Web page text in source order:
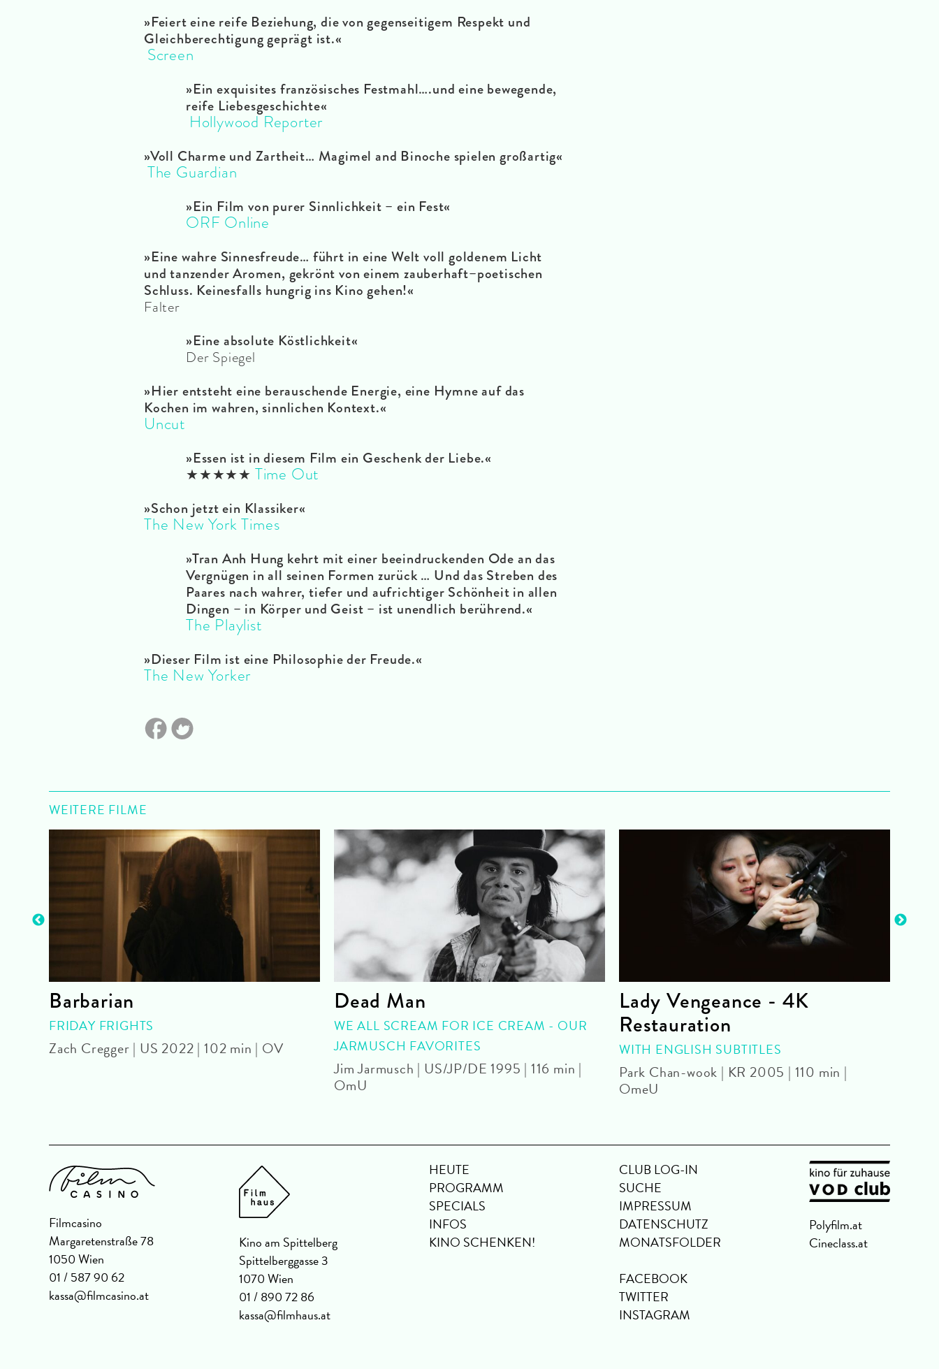
»Feiert eine reife Beziehung, die von gegenseitigem Respekt und
Gleichberechtigung geprägt ist.«
Screen
»Ein exquisites französisches Festmahl….und eine bewegende,
reife Liebesgeschichte«
Hollywood Reporter
»Voll Charme und Zartheit… Magimel and Binoche spielen großartig«
The Guardian
»Ein Film von purer Sinnlichkeit – ein Fest«
ORF Online
»Eine wahre Sinnesfreude… führt in eine Welt voll goldenem Licht
und tanzender Aromen, gekrönt von einem zauberhaft–poetischen
Schluss. Keinesfalls hungrig ins Kino gehen!«
Falter
»Eine absolute Köstlichkeit«
Der Spiegel
»Hier entsteht eine berauschende Energie, eine Hymne auf das
Kochen im wahren, sinnlichen Kontext.«
Uncut
»Essen ist in diesem Film ein Geschenk der Liebe.«
★★★★★ Time Out
»Schon jetzt ein Klassiker«
The New York Times
»Tran Anh Hung kehrt mit einer beeindruckenden Ode an das
Vergnügen in all seinen Formen zurück … Und das Streben des
Paares nach wahrer, tiefer und aufrichtiger Schönheit in allen
Dingen – in Körper und Geist – ist unendlich berührend.«
The Playlist
»Dieser Film ist eine Philosophie der Freude.«
The New Yorker
WEITERE FILME
Barbarian
FRIDAY FRIGHTS
Zach Cregger | US 2022 | 102 min | OV
Dead Man
WE ALL SCREAM FOR ICE CREAM - OUR
JARMUSCH FAVORITES
Jim Jarmusch | US/JP/DE 1995 | 116 min |
OmU
Lady Vengeance - 4K
Restauration
WITH ENGLISH SUBTITLES
Park Chan-wook | KR 2005 | 110 min |
OmeU
Filmcasino
Margaretenstraße 78
1050 Wien
01 / 587 90 62
kassa@filmcasino.at
Kino am Spittelberg
Spittelberggasse 3
1070 Wien
01 / 890 72 86
kassa@filmhaus.at
HEUTE
PROGRAMM
SPECIALS
INFOS
KINO SCHENKEN!
CLUB LOG-IN
SUCHE
IMPRESSUM
DATENSCHUTZ
MONATSFOLDER
FACEBOOK
TWITTER
INSTAGRAM
Polyfilm.at
Cineclass.at